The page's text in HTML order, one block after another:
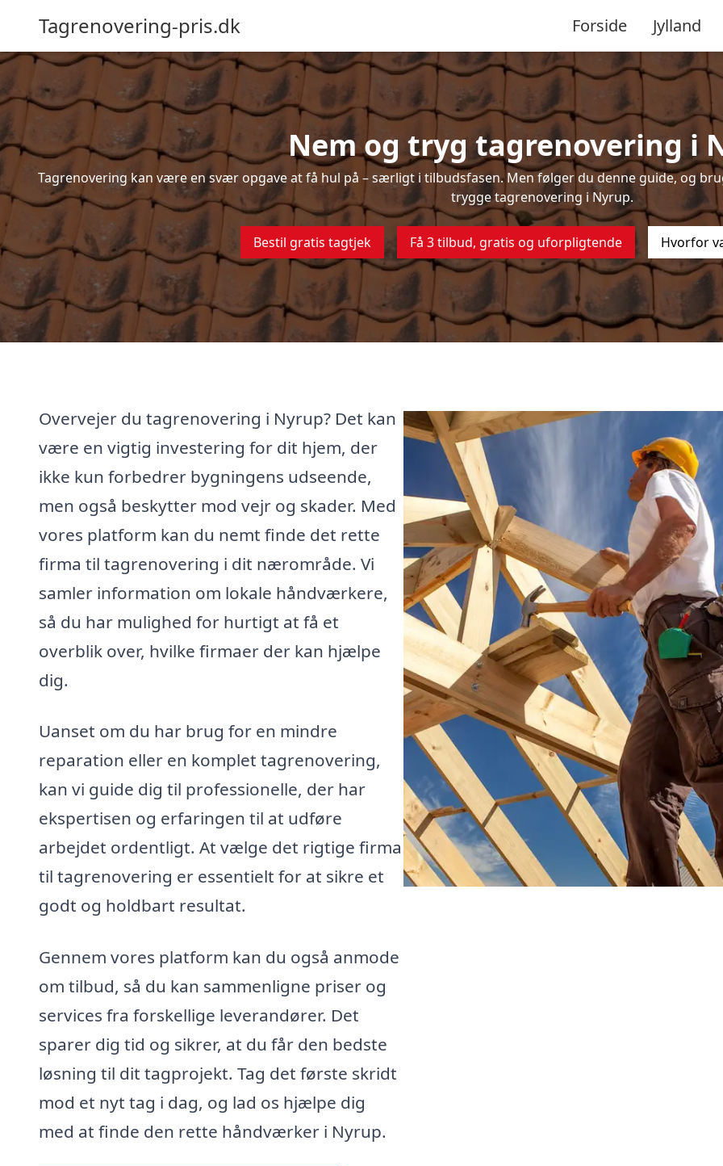
Tagrenovering-pris.dk Forside Jylland
Nem og tryg tagrenovering i
Tagrenovering kan være en svær opgave at få hul på – særligt i tilbudsfasen. Men følger du denne guide, og
trygge tagrenovering i Nyrup.
Bestil gratis tagtjek Få 3 tilbud, gratis og uforpligtende Hvorfor
Overvejer du tagrenovering i Nyrup? Det kan
være en vigtig investering for dit hjem, der
ikke kun forbedrer bygningens udseende,
men også beskytter mod vejr og skader. Med
vores platform kan du nemt finde det rette
firma til tagrenovering i dit nærområde. Vi
samler information om lokale håndværkere,
så du har mulighed for hurtigt at få et
overblik over, hvilke firmaer der kan hjælpe
dig.
Uanset om du har brug for en mindre
reparation eller en komplet tagrenovering,
kan vi guide dig til professionelle, der har
ekspertisen og erfaringen til at udføre
arbejdet ordentligt. At vælge det rigtige firma
til tagrenovering er essentielt for at sikre et
godt og holdbart resultat.
Gennem vores platform kan du også anmode
om tilbud, så du kan sammenligne priser og
services fra forskellige leverandører. Det
sparer dig tid og sikrer, at du får den bedste
løsning til dit tagprojekt. Tag det første skridt
mod et nyt tag i dag, og lad os hjælpe dig
med at finde den rette håndværker i Nyrup.